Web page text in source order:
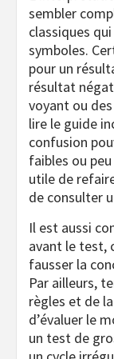
sembler
classiques
symboles.
pour un
résultat
voyant ou
lire le guide
confusion
faibles ou
utile de
de consulter
Il est aussi
avant le test,
fausser la
Par ailleurs,
règles et de
d’évaluer le
un test de